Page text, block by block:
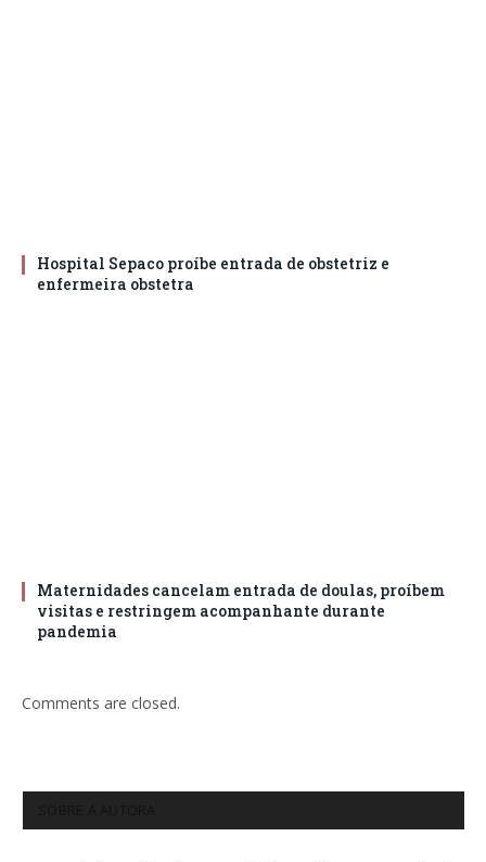
Hospital Sepaco proíbe entrada de obstetriz e
enfermeira obstetra
Maternidades cancelam entrada de doulas, proíbem
visitas e restringem acompanhante durante
pandemia
Comments are closed.